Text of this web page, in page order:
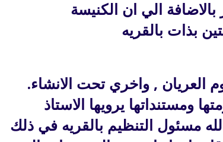
الي ان الكنيسة
بذات بالقريه
العريان , واخري تحت الانشاء.
ومستنداتها يرويها الاستاذ
مسئول التنظيم بالقريه في ذلك